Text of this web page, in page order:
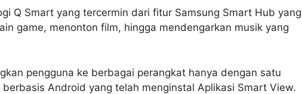
Q Smart yang tercermin dari fitur Samsung Smart Hub yang
game, menonton film, hingga mendengarkan musik yang
pengguna ke berbagai perangkat hanya dengan satu
Android yang telah menginstal Aplikasi Smart View.